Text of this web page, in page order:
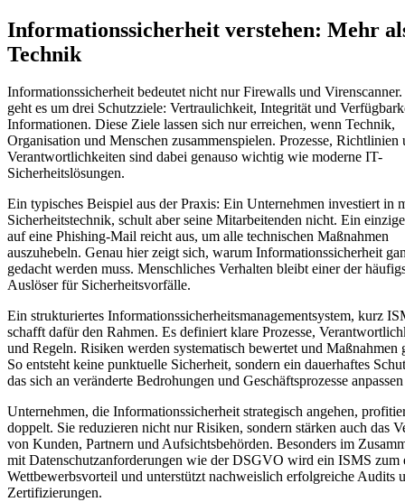
Informationssicherheit verstehen: Mehr
Technik
Informationssicherheit bedeutet nicht nur Firewalls und
geht es um drei Schutzziele: Vertraulichkeit, Integrität und
Informationen. Diese Ziele lassen sich nur erreichen, wenn Technik,
Organisation und Menschen zusammenspielen. Prozesse, Richtlinien
Verantwortlichkeiten sind dabei genauso wichtig wie moderne IT-
Sicherheitslösungen.
Ein typisches Beispiel aus der Praxis: Ein Unternehmen investiert in
Sicherheitstechnik, schult aber seine Mitarbeitenden nicht. Ein
auf eine Phishing-Mail reicht aus, um alle technischen Maßnahmen
auszuhebeln. Genau hier zeigt sich, warum Informationssicherheit
gedacht werden muss. Menschliches Verhalten bleibt einer der
Auslöser für Sicherheitsvorfälle.
Ein strukturiertes Informationssicherheitsmanagementsystem, kurz
schafft dafür den Rahmen. Es definiert klare Prozesse,
und Regeln. Risiken werden systematisch bewertet und Maßnahmen
So entsteht keine punktuelle Sicherheit, sondern ein dauerhaftes
das sich an veränderte Bedrohungen und Geschäftsprozesse
Unternehmen, die Informationssicherheit strategisch angehen,
doppelt. Sie reduzieren nicht nur Risiken, sondern stärken auch das
von Kunden, Partnern und Aufsichtsbehörden. Besonders im
mit Datenschutzanforderungen wie der DSGVO wird ein ISMS zum
Wettbewerbsvorteil und unterstützt nachweislich erfolgreiche Audits
Zertifizierungen.